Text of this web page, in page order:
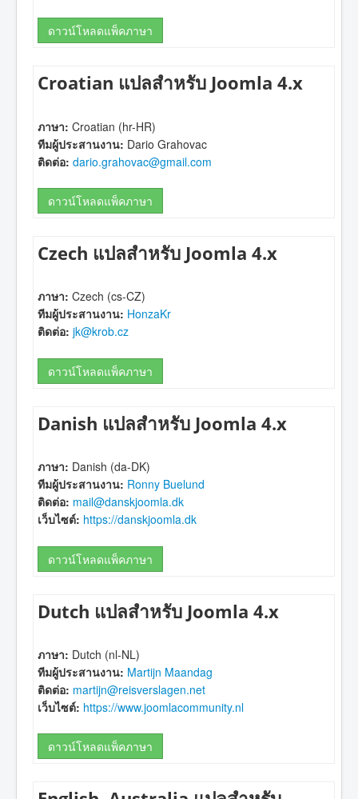
ดาวน์โหลดแพ็คภาษา
Croatian แปลสำหรับ Joomla 4.x
ภาษา: Croatian (hr-HR)
ทีมผู้ประสานงาน: Dario Grahovac
ติดต่อ: dario.grahovac@gmail.com
ดาวน์โหลดแพ็คภาษา
Czech แปลสำหรับ Joomla 4.x
ภาษา: Czech (cs-CZ)
ทีมผู้ประสานงาน: HonzaKr
ติดต่อ: jk@krob.cz
ดาวน์โหลดแพ็คภาษา
Danish แปลสำหรับ Joomla 4.x
ภาษา: Danish (da-DK)
ทีมผู้ประสานงาน: Ronny Buelund
ติดต่อ: mail@danskjoomla.dk
เว็บไซต์: https://danskjoomla.dk
ดาวน์โหลดแพ็คภาษา
Dutch แปลสำหรับ Joomla 4.x
ภาษา: Dutch (nl-NL)
ทีมผู้ประสานงาน: Martijn Maandag
ติดต่อ: martijn@reisverslagen.net
เว็บไซต์: https://www.joomlacommunity.nl
ดาวน์โหลดแพ็คภาษา